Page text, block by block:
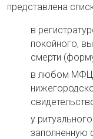
представлена
в
покойного,
смерти
в любом МФЦ
у
заполненную